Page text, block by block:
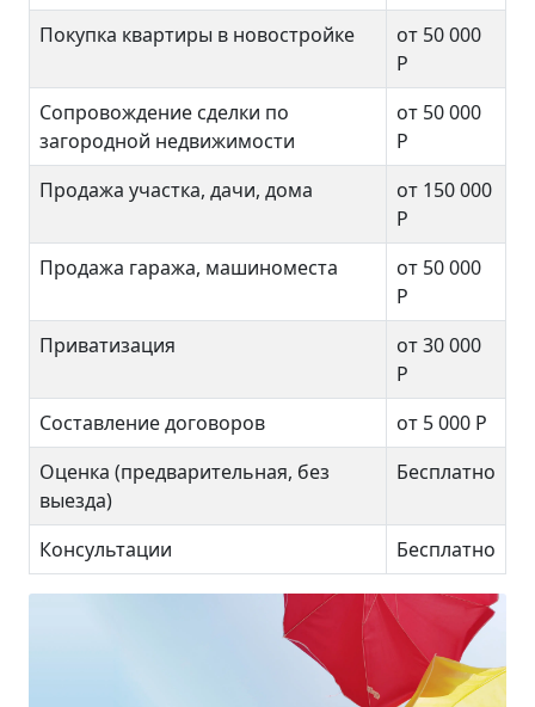
Покупка квартиры в новостройке
от 50 000
Р
Сопровождение сделки по
загородной недвижимости
от 50 000
Р
Продажа участка, дачи, дома
от 150 000
Р
Продажа гаража, машиноместа
от 50 000
Р
Приватизация
от 30 000
Р
Составление договоров
от 5 000 Р
Оценка (предварительная, без
выезда)
Бесплатно
Консультации Бесплатно